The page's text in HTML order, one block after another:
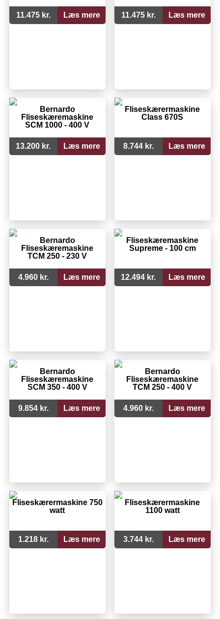
11.475 kr. Læs mere 11.475 kr. Læs mere
Bernardo
Fliseskæremaskine
SCM 1000 - 400 V
13.200 kr. Læs mere
Fliseskærermaskine
Class 670S
8.744 kr. Læs mere
Bernardo
Fliseskæremaskine
TCM 250 - 230 V
4.960 kr. Læs mere
Fliseskæremaskine
Supreme - 100 cm
12.494 kr. Læs mere
Bernardo
Fliseskæremaskine
SCM 350 - 400 V
9.854 kr. Læs mere
Bernardo
Fliseskæremaskine
TCM 250 - 400 V
4.960 kr. Læs mere
Fliseskærermaskine 750
watt
1.218 kr. Læs mere
Fliseskærermaskine
1100 watt
3.744 kr. Læs mere